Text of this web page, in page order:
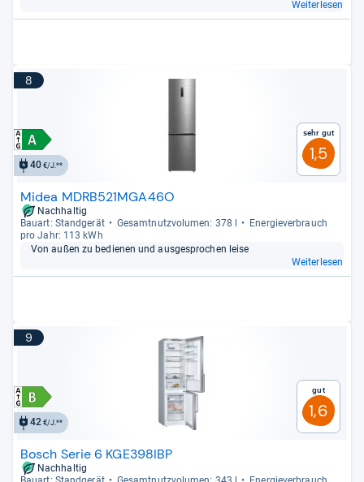
Weiterlesen
8
40€/J.**
Sehr gut
1,5
Midea MDRB521MGA46O
Nachhaltig
Bau­art: Stand­ge­rät
Gesamt­nutz­vo­lu­men: 378 l
Ener­gie­ver­brauch
pro Jahr: 113 kWh
Von außen zu bedie­nen und aus­ge­spro­chen leise
Weiterlesen
9
42€/J.**
Gut
1,6
Bosch Serie 6 KGE398IBP
Nachhaltig